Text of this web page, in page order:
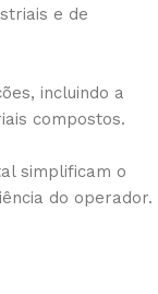
e de
incluindo a
compostos.
simplificam o
do operador.